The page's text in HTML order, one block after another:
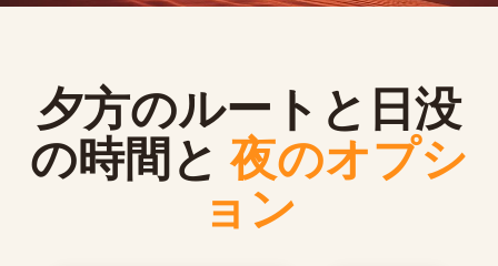
夕方のルートと日没
の時間と夜のオプシ
ョン